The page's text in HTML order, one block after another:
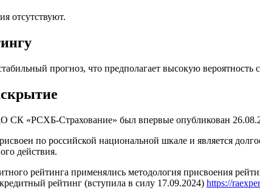
отсутствуют.
прогноз, что предполагает высокую
СК «РСХБ-Страхование» был впервые опубликован
по российской национальной шкале и является
действия.
рейтинга применялись методология присвоения
рейтинг (вступила в силу 17.09.2024) https://